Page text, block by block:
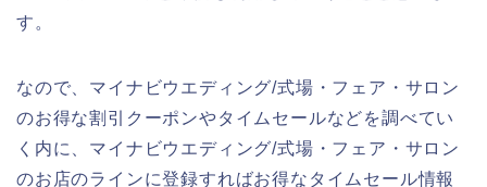
す。
なので、マイナビウエディング/式場・フェア・サロン
のお得な割引クーポンやタイムセールなどを調べてい
く内に、マイナビウエディング/式場・フェア・サロン
のお店のラインに登録すればお得なタイムセール情報